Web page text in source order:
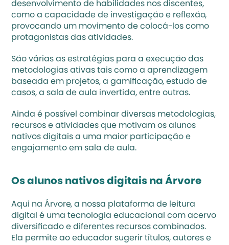
desenvolvimento de habilidades nos discentes,
como a capacidade de investigação e reflexão,
provocando um movimento de colocá-los como
protagonistas das atividades.
São várias as estratégias para a execução das
metodologias ativas tais como a aprendizagem
baseada em projetos, a gamificação, estudo de
casos, a sala de aula invertida, entre outras.
Ainda é possível combinar diversas metodologias,
recursos e atividades que motivam os alunos
nativos digitais a uma maior participação e
engajamento em sala de aula.
Os alunos nativos digitais na Árvore
Aqui na Árvore, a nossa plataforma de leitura
digital é uma tecnologia educacional com acervo
diversificado e diferentes recursos combinados.
Ela permite ao educador sugerir títulos, autores e